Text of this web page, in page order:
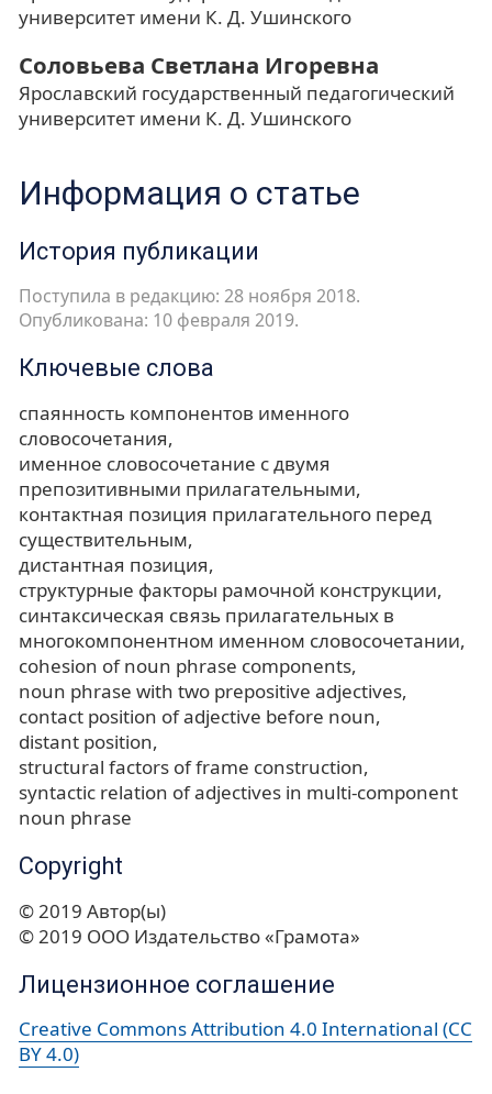
университет имени К. Д. Ушинского
Соловьева Светлана Игоревна
Ярославский государственный педагогический
университет имени К. Д. Ушинского
Информация о статье
История публикации
Поступила в редакцию: 28 ноября 2018.
Опубликована: 10 февраля 2019.
Ключевые слова
спаянность компонентов именного
словосочетания
именное словосочетание с двумя
препозитивными прилагательными
контактная позиция прилагательного перед
существительным
дистантная позиция
структурные факторы рамочной конструкции
синтаксическая связь прилагательных в
многокомпонентном именном словосочетании
cohesion of noun phrase components
noun phrase with two prepositive adjectives
contact position of adjective before noun
distant position
structural factors of frame construction
syntactic relation of adjectives in multi-component
noun phrase
Copyright
© 2019 Автор(ы)
© 2019 ООО Издательство «Грамота»
Лицензионное соглашение
Creative Commons Attribution 4.0 International (CC
BY 4.0)